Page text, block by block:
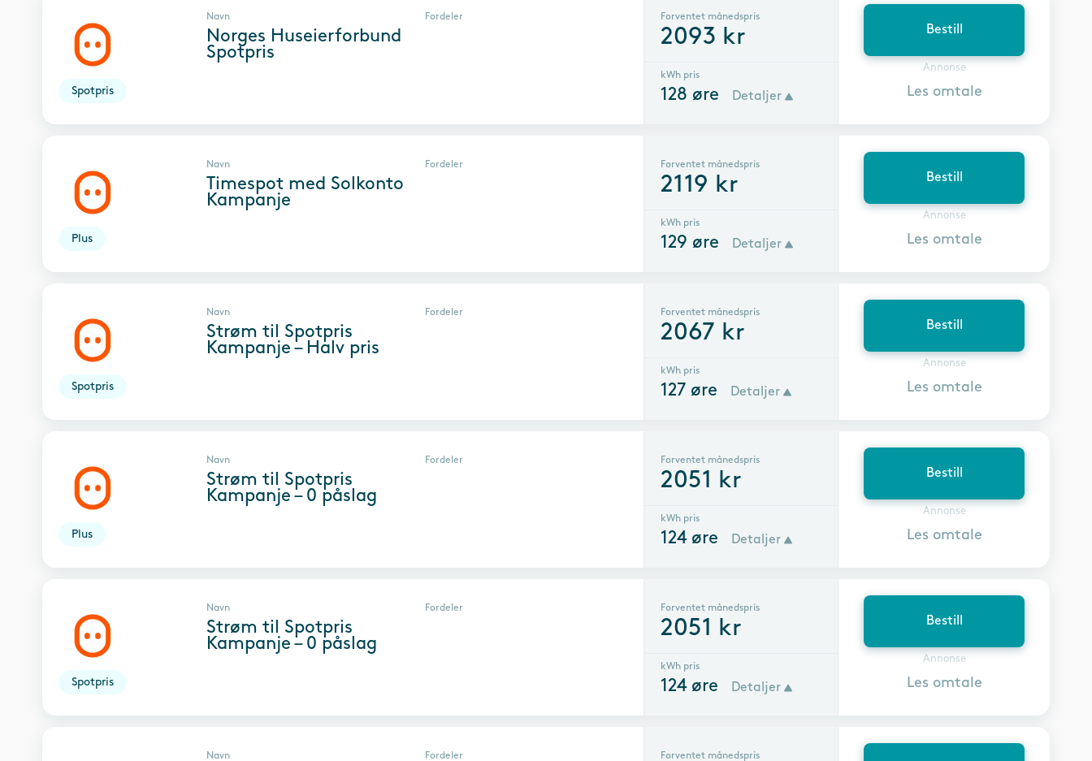
Spotpris
Navn
Norges Huseierforbund
Spotpris
Fordeler Forventet månedspris
2093 kr
kWh pris
128 øre Detaljer
Bestill
Annonse
Les omtale
Plus
Navn
Timespot med Solkonto
Kampanje
Fordeler Forventet månedspris
2119 kr
kWh pris
129 øre Detaljer
Bestill
Annonse
Les omtale
Spotpris
Navn
Strøm til Spotpris
Kampanje – Halv pris
Fordeler Forventet månedspris
2067 kr
kWh pris
127 øre Detaljer
Bestill
Annonse
Les omtale
Plus
Navn
Strøm til Spotpris
Kampanje – 0 påslag
Fordeler Forventet månedspris
2051 kr
kWh pris
124øre Detaljer
Bestill
Annonse
Les omtale
Spotpris
Navn
Strøm til Spotpris
Kampanje – 0 påslag
Fordeler Forventet månedspris
2051 kr
kWh pris
124øre Detaljer
Bestill
Annonse
Les omtale
Navn Fordeler Forventet månedspris